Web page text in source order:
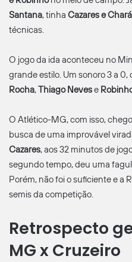
Santana, tinha Cazares e Chará
técnicas.
O jogo da ida aconteceu no
grande estilo. Um sonoro 3 a
Rocha,Thiago Nevese
O Atlético-MG, com isso,
busca de uma improvável
Cazares, aos 32 minutos de
segundo tempo, deu uma
Porém, não foi o suficiente e a
semis da competição.
Retrospecto
MG x Cruzeiro